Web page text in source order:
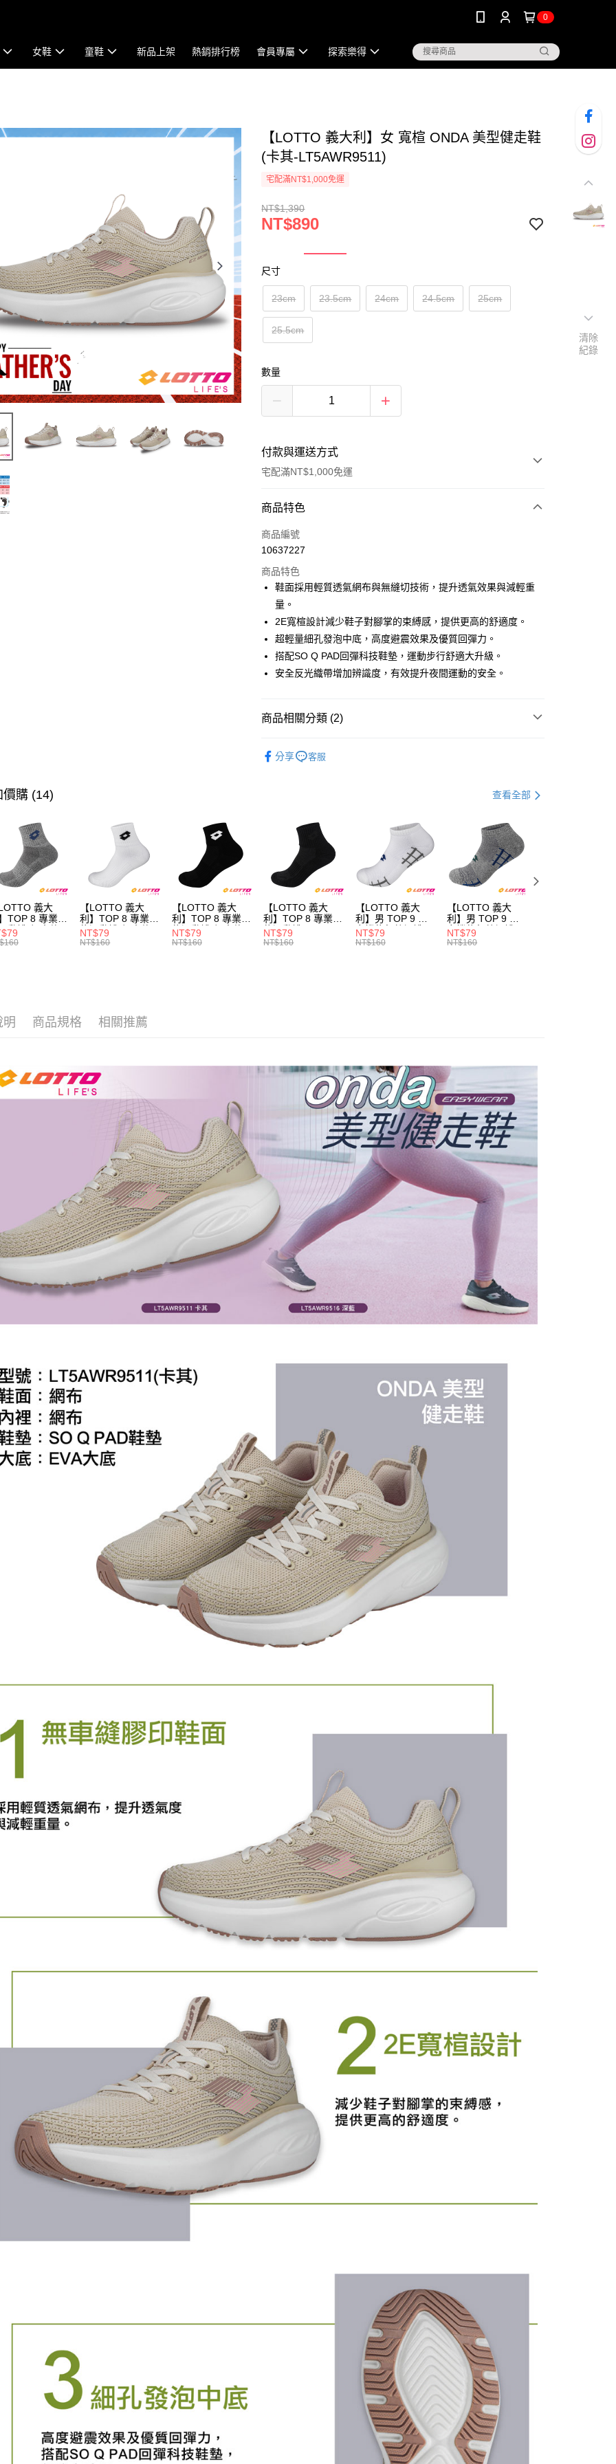
0
女鞋 童鞋 新品上架 熱銷排行榜 會員專屬 探索樂得
【LOTTO 義大利】女 寬楦 ONDA 美型健走鞋
(卡其-LT5AWR9511)
宅配滿NT$1,000免運
NT$1,390
NT$890
尺寸
23cm 23.5cm 24cm 24.5cm 25cm
25.5cm
數量
付款與運送方式
宅配滿NT$1,000免運
付款方式
信用卡一次付款
Apple Pay
街口支付
悠遊付
全盈+PAY
付款後全家取貨
付款後7-11取貨
每筆NT$80，滿NT$1,500(含以上)免運費
宅配
每筆NT$80，滿NT$1,000(含以上)免運費
商品特色
商品編號
10637227
商品特色
鞋面採用輕質透氣網布與無縫切技術，提升透氣效果與減輕重
量。
2E寬楦設計減少鞋子對腳掌的束縛感，提供更高的舒適度。
超輕量細孔發泡中底，高度避震效果及優質回彈力。
搭配SO Q PAD回彈科技鞋墊，運動步行舒適大升級。
安全反光織帶增加辨識度，有效提升夜間運動的安全。
商品相關分類 (2)
分享 客服
價購 (14) 查看全部
LOTTO 義大
TOP 8 專業機
動襪-加大款
-
【LOTTO 義大
利】TOP 8 專業機
能運動襪-加大款
(白/黑-
NT$79
NT$160
【LOTTO 義大
利】TOP 8 專業機
能運動襪-加大款
(黑/白-
NT$79
NT$160
【LOTTO 義大
利】TOP 8 專業機
能運動襪(黑/黑-
LT9CMW8860)
NT$79
NT$160
【LOTTO 義大
利】男 TOP 9 彈
力機能氣墊裸襪
(白-
NT$79
NT$160
【LOTTO 義大
利】男 TOP 9 彈
力機能氣墊裸襪
(灰-
NT$79
NT$160
明 商品規格 相關推薦
清除
紀錄